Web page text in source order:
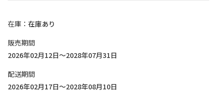
在庫
在庫あり
販売期間
2026年02月12日～2028年07月31日
配送期間
2026年02月17日～2028年08月10日